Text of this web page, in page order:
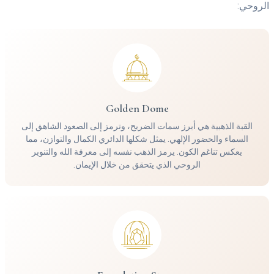
Golden Dome
القبة الذهبية هي أبرز سمات الضريح، وترمز إلى الصعود الشاهق إلى
السماء والحضور الإلهي. يمثل شكلها الدائري الكمال والتوازن، مما
يعكس تناغم الكون. يرمز الذهب نفسه إلى معرفة الله والتنوير
الروحي الذي يتحقق من خلال الإيمان.